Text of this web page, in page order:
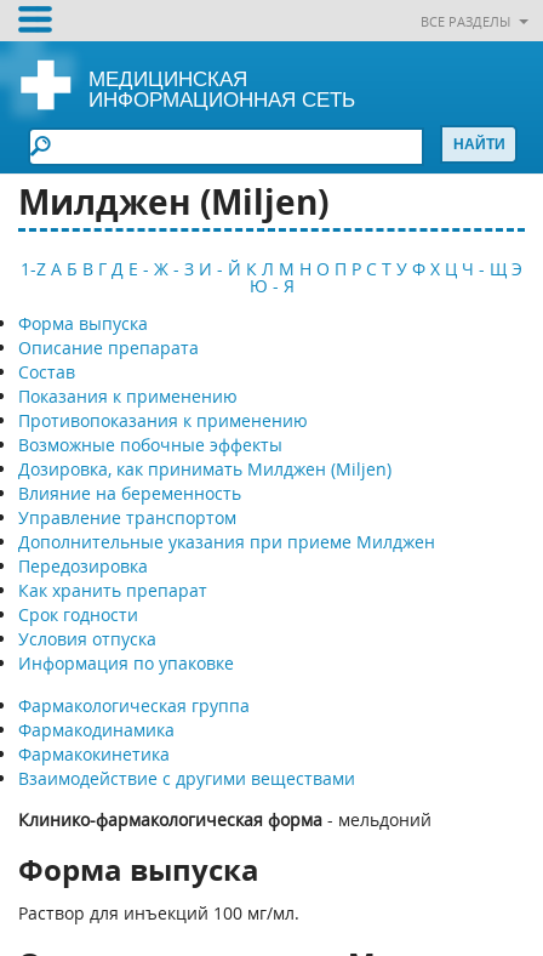
ВСЕ РАЗДЕЛЫ
МЕДИЦИНСКАЯ
ИНФОРМАЦИОННАЯ СЕТЬ
Милджен (Miljen)
1-Z А Б В Г Д Е - Ж - З И - Й К Л М Н О П Р С Т У Ф Х Ц Ч - Щ Э
Ю - Я
Форма выпуска
Описание препарата
Состав
Показания к применению
Противопоказания к применению
Возможные побочные эффекты
Дозировка, как принимать Милджен (Miljen)
Влияние на беременность
Управление транспортом
Дополнительные указания при приеме Милджен
Передозировка
Как хранить препарат
Срок годности
Условия отпуска
Информация по упаковке
Фармакологическая группа
Фармакодинамика
Фармакокинетика
Взаимодействие с другими веществами
Клинико-фармакологическая форма - мельдоний
Форма выпуска
Раствор для инъекций 100 мг/мл.